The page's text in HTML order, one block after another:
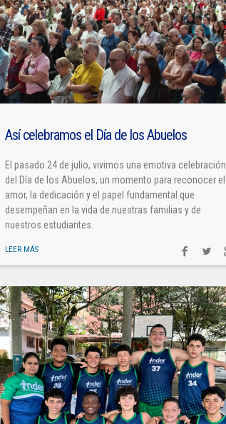
Así celebramos el Día de los Abuelos
El pasado 24 de julio, vivimos una emotiva celebración
del Día de los Abuelos, un momento para reconocer el
amor, la dedicación y el papel fundamental que
desempeñan en la vida de nuestras familias y de
nuestros estudiantes.
LEER MÁS